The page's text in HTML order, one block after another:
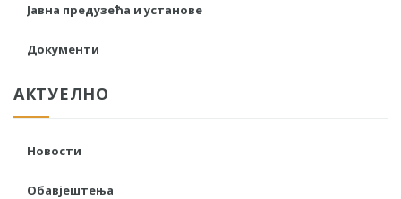
Јавна предузећа и установе
Документи
АКТУЕЛНО
Новости
Обавјештења